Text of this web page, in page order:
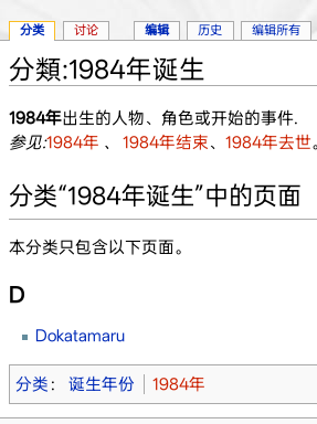
分類:1984年诞生
1984年出生的人物、角色或开始的事件.
参见:1984年 、 1984年结束、 1984年去世
分类“1984年诞生”中的页面
本分类只包含以下页面。
D
Dokatamaru
分类 ： 诞生年份 1984年
分类 讨论 编辑 历史 编辑所有